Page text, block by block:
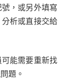
，或另外填寫
析或直接交給
能需要重新找
題。